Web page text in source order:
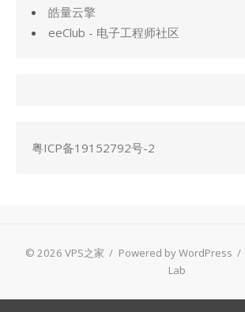
皓量云擎
eeClub - 电子工程师社区
粤ICP备19152792号-2
© 2026 VPS之家 / Powered by WordPress /
Lab